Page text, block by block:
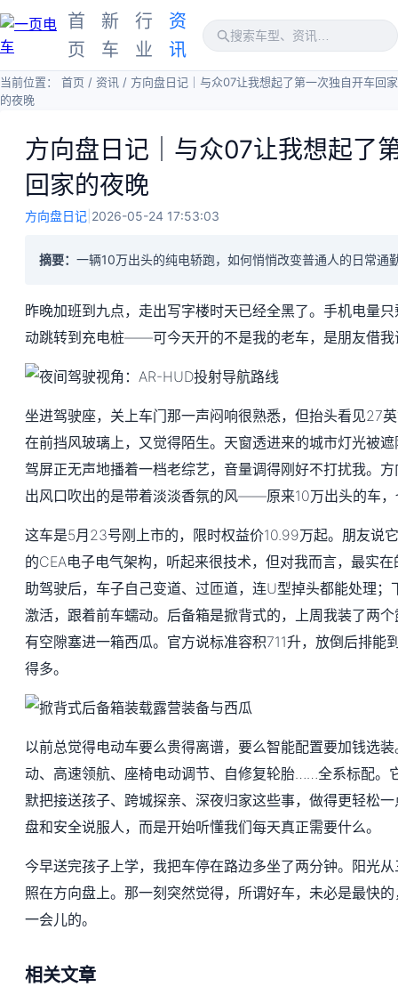
首
页
新
车
行
业
资
讯
当前位置： 首页 / 资讯 / 方向盘日记｜与众07让我想起了第一次独自开车回家
的夜晚
方向盘日记｜与众07让我想起了
回家的夜晚
方向盘日记 2026-05-24 17:53:03
摘要： 一辆10万出头的纯电轿跑，如何悄悄改变普通人的日常通
昨晚加班到九点，走出写字楼时天已经全黑了。手机电量
动跳转到充电桩——可今天开的不是我的老车，是朋友借我
坐进驾驶座，关上车门那一声闷响很熟悉，但抬头看见27
在前挡风玻璃上，又觉得陌生。天窗透进来的城市灯光被
驾屏正无声地播着一档老综艺，音量调得刚好不打扰我。
出风口吹出的是带着淡淡香氛的风——原来10万出头的车
这车是5月23号刚上市的，限时权益价10.99万起。朋友说
的CEA电子电气架构，听起来很技术，但对我而言，最实
助驾驶后，车子自己变道、过匝道，连U型掉头都能处理；
激活，跟着前车蠕动。后备箱是掀背式的，上周我装了两
有空隙塞进一箱西瓜。官方说标准容积711升，放倒后排
得多。
以前总觉得电动车要么贵得离谱，要么智能配置要加钱选
动、高速领航、座椅电动调节、自修复轮胎……全系标配。
默把接送孩子、跨城探亲、深夜归家这些事，做得更轻松
盘和安全说服人，而是开始听懂我们每天真正需要什么。
今早送完孩子上学，我把车停在路边多坐了两分钟。阳光
照在方向盘上。那一刻突然觉得，所谓好车，未必是最快
一会儿的。
相关文章